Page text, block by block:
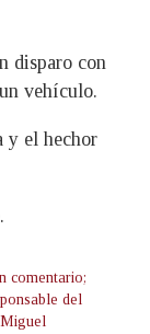
disparo con
vehículo.
y el hechor
comentario;
del